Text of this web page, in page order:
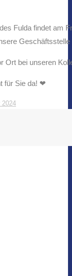
Fulda findet am
Ort bei unseren
für Sie da! ❤
2024